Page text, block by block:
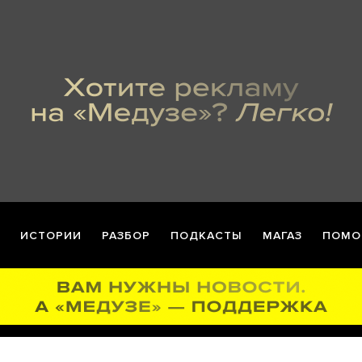
ИСТОРИИ РАЗБОР ПОДКАСТЫ МАГАЗ